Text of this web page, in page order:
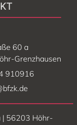
60 a
Grenzhausen
910916
| 56203 Höhr-